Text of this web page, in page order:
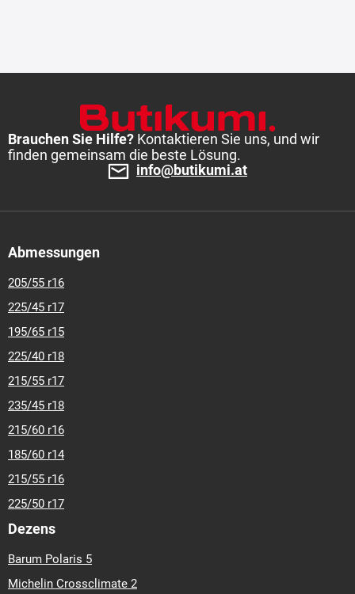
Brauchen Sie Hilfe? Kontaktieren Sie uns, und wir
finden gemeinsam die beste Lösung.
info@butikumi.at
Abmessungen
205/55 r16
225/45 r17
195/65 r15
225/40 r18
215/55 r17
235/45 r18
215/60 r16
185/60 r14
215/55 r16
225/50 r17
Dezens
Barum Polaris 5
Michelin Crossclimate 2